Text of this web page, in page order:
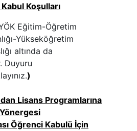
Koşulları
Eğitim-Öğretim
Yükseköğretim
altında da
Duyuru
)
Lisans Programlarına
Öğrenci Kabulü İçin